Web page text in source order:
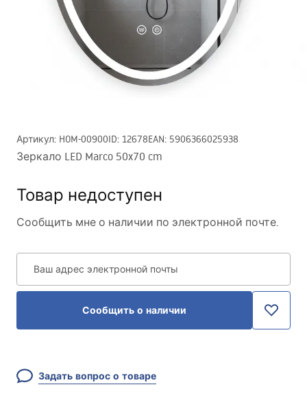
Артикул: HOM-00900ID: 12678EAN: 5906366025938
Зеркало LED Marco 50x70 cm
Товар недоступен
Сообщить мне о наличии по электронной почте.
Ваш адрес электронной почты
Сообщить о наличии
Задать вопрос о товаре